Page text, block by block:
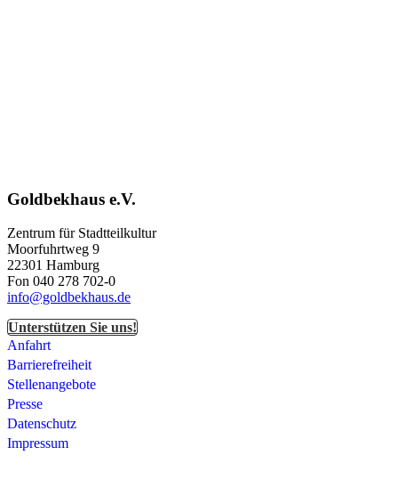
Goldbekhaus e.V.
Zentrum für Stadtteilkultur
Moorfuhrtweg 9
22301 Hamburg
Fon 040 278 702-0
info@goldbekhaus.de
Unterstützen Sie uns!
Anfahrt
Barrierefreiheit
Stellenangebote
Presse
Datenschutz
Impressum